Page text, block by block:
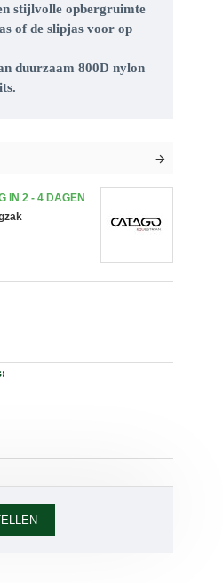
stijlvolle opbergruimte
of de slipjas voor op
duurzaam 800D nylon
IN 2 - 4 DAGEN